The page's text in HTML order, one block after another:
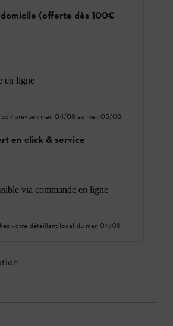
domicile (offerte dès 100€
en ligne
prévue : mar. 04/08 au mer. 05/08
en click & service
via commande en ligne
votre détaillant local du mar. 04/08